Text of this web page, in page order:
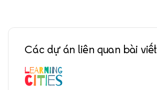
Các dự án liên quan bài viết